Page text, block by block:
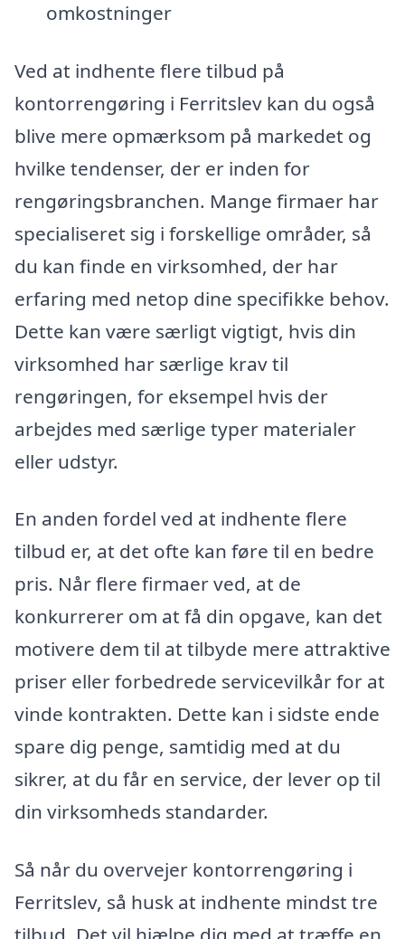
omkostninger
Ved at indhente flere tilbud på
kontorrengøring i Ferritslev kan du også
blive mere opmærksom på markedet og
hvilke tendenser, der er inden for
rengøringsbranchen. Mange firmaer har
specialiseret sig i forskellige områder, så
du kan finde en virksomhed, der har
erfaring med netop dine specifikke behov.
Dette kan være særligt vigtigt, hvis din
virksomhed har særlige krav til
rengøringen, for eksempel hvis der
arbejdes med særlige typer materialer
eller udstyr.
En anden fordel ved at indhente flere
tilbud er, at det ofte kan føre til en bedre
pris. Når flere firmaer ved, at de
konkurrerer om at få din opgave, kan det
motivere dem til at tilbyde mere attraktive
priser eller forbedrede servicevilkår for at
vinde kontrakten. Dette kan i sidste ende
spare dig penge, samtidig med at du
sikrer, at du får en service, der lever op til
din virksomheds standarder.
Så når du overvejer kontorrengøring i
Ferritslev, så husk at indhente mindst tre